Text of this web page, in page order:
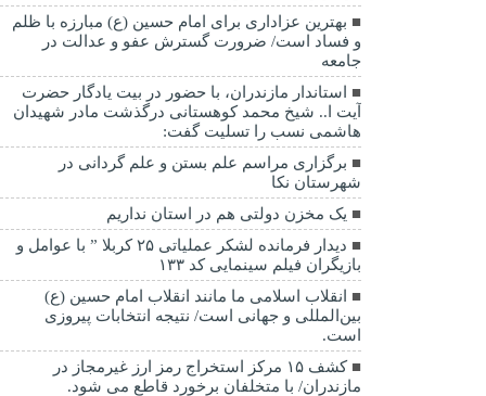
بهترین عزاداری برای امام حسین (ع) مبارزه با ظلم
و فساد است/ ضرورت گسترش عفو و عدالت در
جامعه
استاندار مازندران، با حضور در بیت یادگار حضرت
آیت ا.. شیخ محمد کوهستانی درگذشت مادر شهیدان
هاشمی نسب را تسلیت گفت:
برگزاری مراسم علم بستن و علم گردانی در
شهرستان نکا
یک مخزن دولتی هم در استان نداریم
دیدار فرمانده لشکر عملیاتی ۲۵ کربلا ” با عوامل و
بازیگران فیلم سینمایی کد ۱۳۳
انقلاب اسلامی ما مانند انقلاب امام حسین (ع)
بین‌المللی و جهانی است/ نتیجه انتخابات پیروزی
است.
کشف ۱۵ مرکز استخراج رمز ارز غیرمجاز در
مازندران/ با متخلفان برخورد قاطع می شود.